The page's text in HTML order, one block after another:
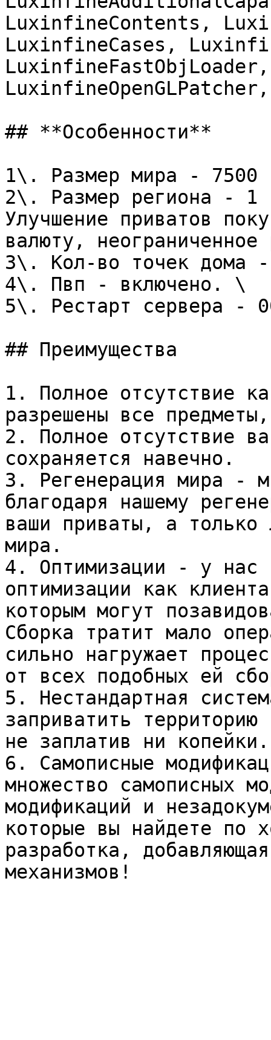
LuxinfineContents,
LuxinfineCases,
## **Особенности**
1\. Размер мира - 7500
2\. Размер региона - 1
Улучшение приватов
валюту,
3\. Кол-во точек
4\. Пвп - включено. \
5\. Рестарт сервера -
## Преимущества
1. Полное отсутствие
разрешены все
2. Полное отсутствие
сохраняется навечно.
3. Регенерация мира -
благодаря нашему
ваши приваты, а только
мира.
4. Оптимизации - у нас
оптимизации как
которым могут
Сборка тратит мало
сильно нагружает
от всех подобных ей
5. Нестандартная
заприватить
не заплатив ни копейки.
6. Самописные
множество самописных
модификаций и
которые вы найдете по
разработка,